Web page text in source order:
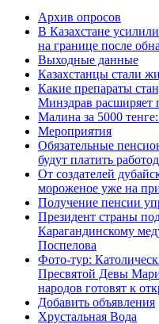
Архив опросов
В Казахстане
на границе после
Выходные данные
Казахстанцы стали
Какие препараты
Минздрав расширяет
Малина за 5000
Мероприятия
Обязательные
будут платить
От создателей
мороженое уже на
Получение пенсии
Президент страны
Карагандинскому
Поспелова
Фото-тур:
Пресвятой Девы
народов готовят к
Добавить объявления
Хрустальная Вода